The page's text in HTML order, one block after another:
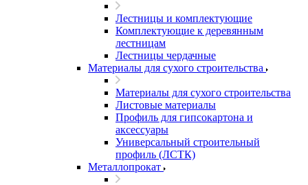
Лестницы и комплектующие
Комплектующие к деревянным
лестницам
Лестницы чердачные
Материалы для сухого строительства
Материалы для сухого строительства
Листовые материалы
Профиль для гипсокартона и
аксессуары
Универсальный строительный
профиль (ЛСТК)
Металлопрокат